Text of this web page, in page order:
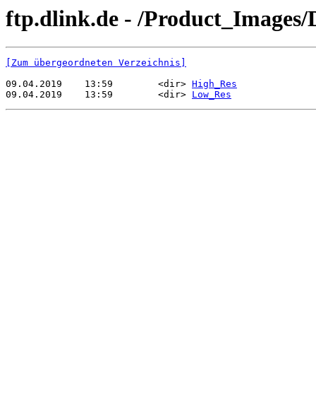
ftp.dlink.de - /Product_Images/
[Zum übergeordneten Verzeichnis]
09.04.2019    13:59        <dir> High_Res
09.04.2019    13:59        <dir> Low_Res